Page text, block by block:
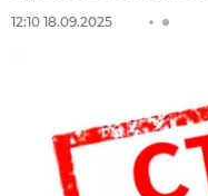
12:10 18.09.2025